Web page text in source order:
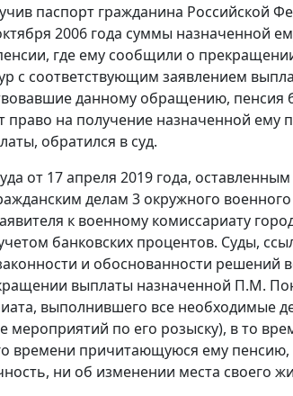
паспорт гражданина Российской
2006 года суммы назначенной
где ему сообщили о
с соответствующим заявлением
данному обращению,
на получение назначенной ему
обратился в суд.
от 17 апреля 2019 года,
делам 3 окружного
к военному комиссариату
банковских процентов. Суды,
и обоснованности решений
выплаты назначенной П.М.
выполнившего все необходимые
мероприятий по его розыску), в то
времени причитающуюся ему
ни об изменении места своего